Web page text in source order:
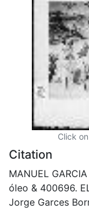
Click
Citation
MANUEL
óleo & 400696.
Jorge Garces